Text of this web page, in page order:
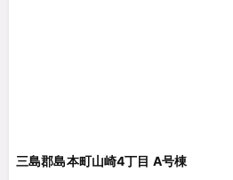
三島郡島本町山崎4丁目 A号棟